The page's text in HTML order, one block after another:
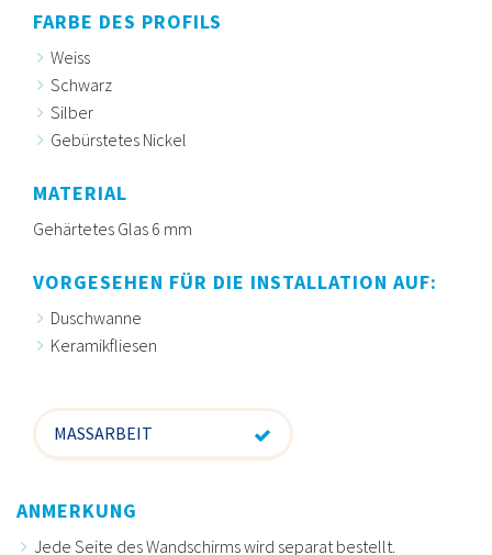
FARBE DES PROFILS
Weiss
Schwarz
Silber
Gebürstetes Nickel
MATERIAL
Gehärtetes Glas 6 mm
VORGESEHEN FÜR DIE INSTALLATION AUF:
Duschwanne
Keramikfliesen
MASSARBEIT
ANMERKUNG
Jede Seite des Wandschirms wird separat bestellt.